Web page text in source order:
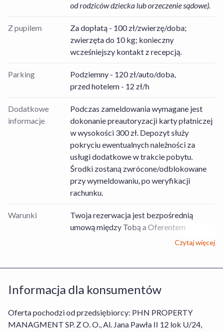
od rodziców dziecka lub orzeczenie sądowe).
Z pupilem
Za dopłatą - 100 zł/zwierzę/doba;
zwierzęta do 10 kg; konieczny
wcześniejszy kontakt z recepcją.
Parking
Podziemny - 120 zł/auto/doba,
przed hotelem - 12 zł/h
Dodatkowe
informacje
Podczas zameldowania wymagane jest
dokonanie preautoryzacji karty płatniczej
w wysokości 300 zł. Depozyt służy
pokryciu ewentualnych należności za
usługi dodatkowe w trakcie pobytu.
Środki zostaną zwrócone/odblokowane
przy wymeldowaniu, po weryfikacji
rachunku.
Warunki
Twoja rezerwacja jest bezpośrednią
umową między Tobą a Oferentem
Usług/Obiektem, dotyczącą rezerwacji
Organizatorem turystyki, dotyczącą
odpowiedzialną za prawidłowe wykonanie
umowy w odniesieniu do rezerwacji
Czytaj więcej
Informacja dla konsumentów
Oferta pochodzi od przedsiębiorcy: PHN PROPERTY
MANAGMENT SP. Z O. O., Al. Jana Pawła II 12 lok U/24,